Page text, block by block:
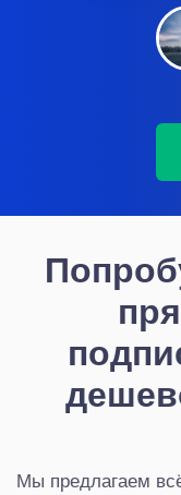
Мы предлагаем